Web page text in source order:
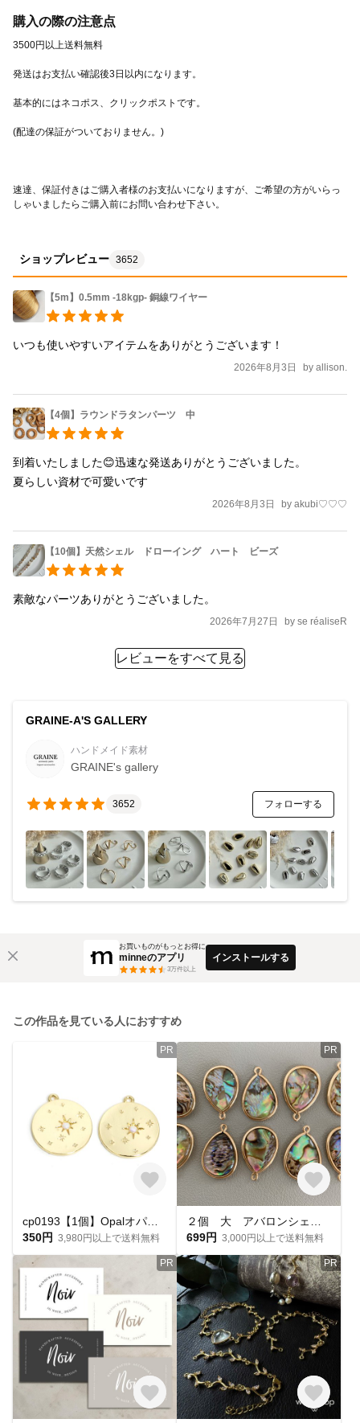
購入の際の注意点
速達、保証付きはご購入者様のお支払いになりますが、ご希望の方がいらっ
しゃいましたらご購入前にお問い合わせ下さい。
ショップレビュー 3652
【5m】0.5mm -18kgp- 銅線ワイヤー
いつも使いやすいアイテムをありがとうございます！
2026年8月3日 by allison.
【4個】ラウンドラタンパーツ 中
到着いたしました😊迅速な発送ありがとうございました。
夏らしい資材で可愛いです
2026年8月3日 by akubi♡♡♡
【10個】天然シェル ドローイング ハート ビーズ
素敵なパーツありがとうございました。
2026年7月27日 by se réaliseR
レビューをすべて見る
GRAINE-A'S GALLERY
ハンドメイド素材
GRAINE's gallery
3652 フォローする
お買いものがもっとお得に
minneのアプリ
3万件以上
インストールする
この作品を見ている人におすすめ
PR
350円 3,980円以上で送料無料
PR
699円 3,000円以上で送料無料
PR PR